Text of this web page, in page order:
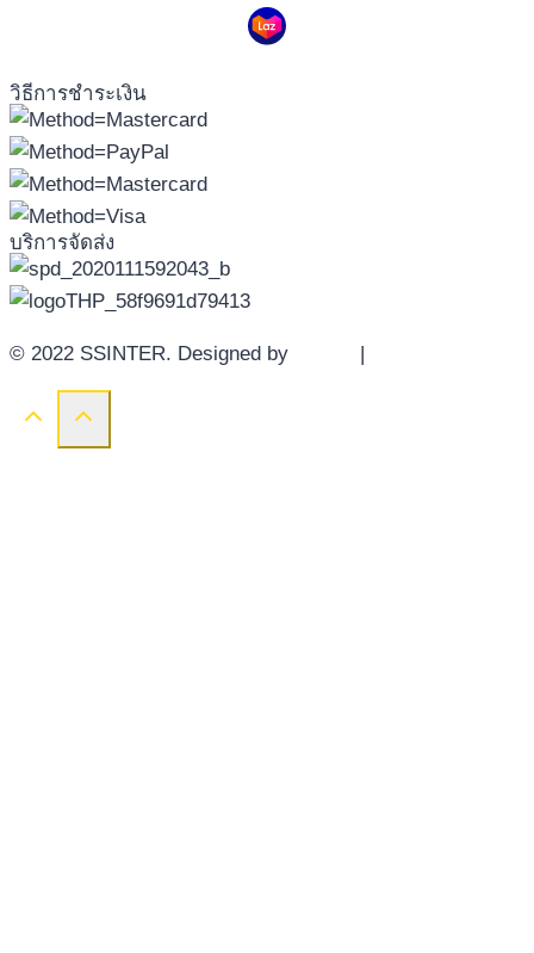
วิธีการชำระเงิน
บริการจัดส่ง
© 2022 SSINTER. Designed by |